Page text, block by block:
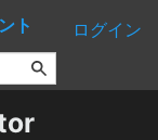
ト ログイン